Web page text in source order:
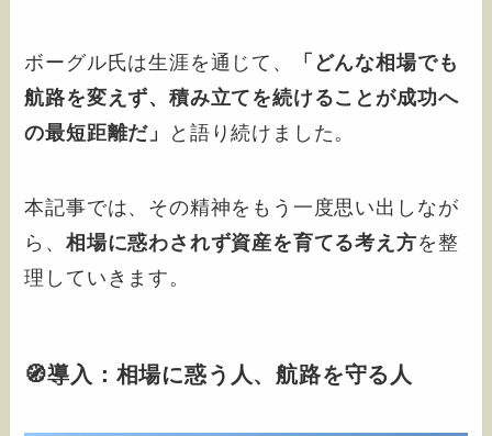
ボーグル氏は生涯を通じて、
「どんな相場でも
航路を変えず、積み立てを続けることが成功へ
の最短距離だ」
と語り続けました。
本記事では、その精神をもう一度思い出しなが
ら、相場に惑わされず資産を育てる考え方を整
理していきます。
🧭導入：相場に惑う人、航路を守る人